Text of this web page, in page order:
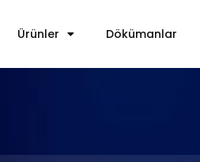
Ürünler Dökümanlar